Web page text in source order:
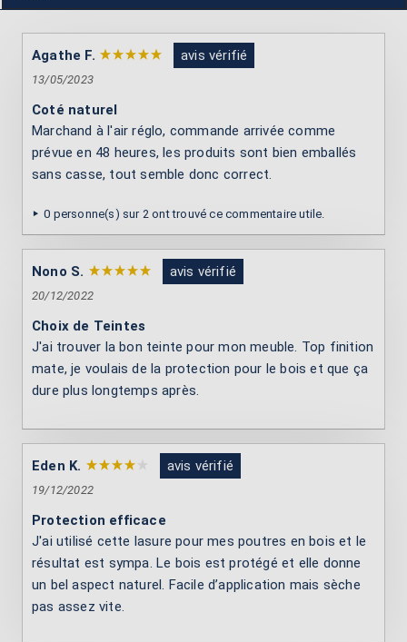
Agathe F. avis vérifié
13/05/2023
Coté naturel
Marchand à l'air réglo, commande arrivée comme
prévue en 48 heures, les produits sont bien emballés
sans casse, tout semble donc correct.
0 personne(s) sur 2 ont trouvé ce commentaire utile.
Nono S. avis vérifié
20/12/2022
Choix de Teintes
J'ai trouver la bon teinte pour mon meuble. Top finition
mate, je voulais de la protection pour le bois et que ça
dure plus longtemps après.
Eden K. avis vérifié
19/12/2022
Protection efficace
J'ai utilisé cette lasure pour mes poutres en bois et le
résultat est sympa. Le bois est protégé et elle donne
un bel aspect naturel. Facile d’application mais sèche
pas assez vite.